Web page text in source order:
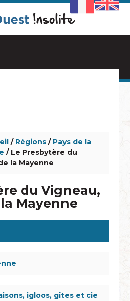
/ Régions / Pays de la
/ Le Presbytère du
la Mayenne
du Vigneau,
Mayenne
igloos, gîtes et cie